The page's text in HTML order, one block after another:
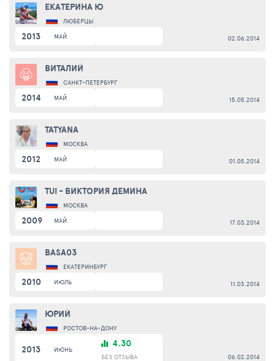
ЕКАТЕРИНА Ю
ЛЮБЕРЦЫ
2013 МАЙ 02.06.2014
ВИТАЛИЙ
САНКТ-ПЕТЕРБУРГ
2014 МАЙ 15.05.2014
TATYANA
МОСКВА
2012 МАЙ 01.05.2014
TUI - ВИКТОРИЯ ДЕМИНА
МОСКВА
2009 МАЙ 17.03.2014
BASA03
ЕКАТЕРИНБУРГ
2010 ИЮЛЬ 11.03.2014
ЮРИЙ
РОСТОВ-НА-ДОНУ
2013 ИЮНЬ 4.30
БЕЗ ОТЗЫВА 06.02.2014